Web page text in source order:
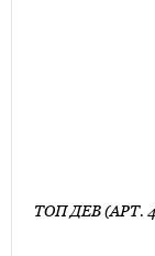
ТОП ДЕВ (АРТ.